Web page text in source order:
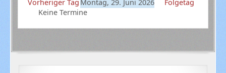
Vorheriger Tag Montag, 29. Juni 2026
Folgetag
Keine Termine